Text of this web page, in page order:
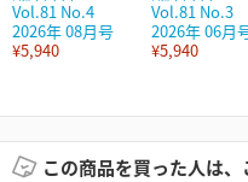
Vol.81 No.4
2026年 08月号
¥5,940
Vol.81 No.3
2026年 06月
¥5,940
この商品を買った人は、